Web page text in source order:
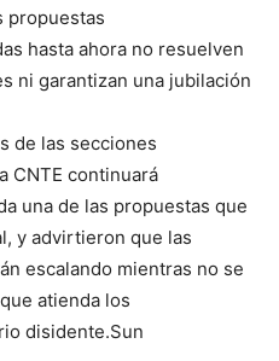
propuestas
hasta ahora no resuelven
ni garantizan una jubilación
de las secciones
CNTE continuará
una de las propuestas que
y advirtieron que las
escalando mientras no se
atienda los
disidente.Sun